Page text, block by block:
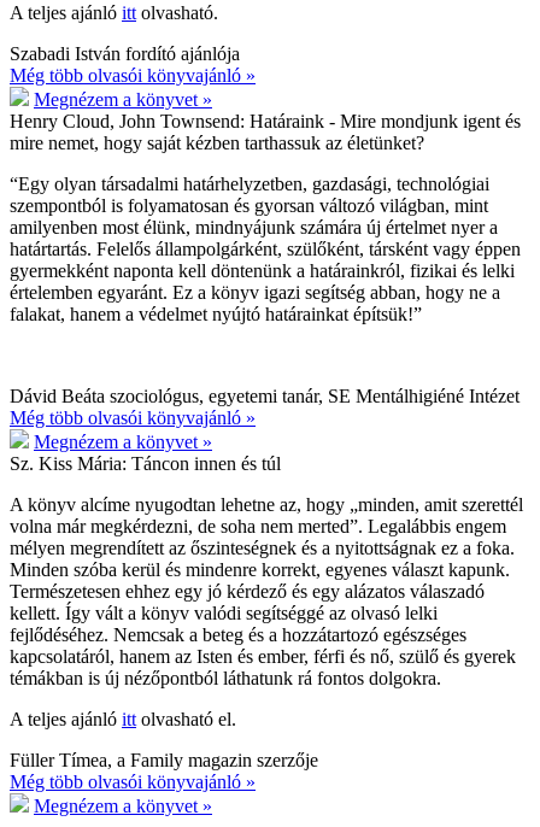
A teljes ajánló itt olvasható.
Szabadi István fordító ajánlója
Még több olvasói könyvajánló »
Megnézem a könyvet »
Henry Cloud, John Townsend: Határaink - Mire mondjunk igent és
mire nemet, hogy saját kézben tarthassuk az életünket?
“Egy olyan társadalmi határhelyzetben, gazdasági, technológiai
szempontból is folyamatosan és gyorsan változó világban, mint
amilyenben most élünk, mindnyájunk számára új értelmet nyer a
határtartás. Felelős állampolgárként, szülőként, társként vagy éppen
gyermekként naponta kell döntenünk a határainkról, fizikai és lelki
értelemben egyaránt. Ez a könyv igazi segítség abban, hogy ne a
falakat, hanem a védelmet nyújtó határainkat építsük!”
Dávid Beáta szociológus, egyetemi tanár, SE Mentálhigiéné Intézet
Még több olvasói könyvajánló »
Megnézem a könyvet »
Sz. Kiss Mária: Táncon innen és túl
A könyv alcíme nyugodtan lehetne az, hogy „minden, amit szerettél
volna már megkérdezni, de soha nem merted”. Legalábbis engem
mélyen megrendített az őszinteségnek és a nyitottságnak ez a foka.
Minden szóba kerül és mindenre korrekt, egyenes választ kapunk.
Természetesen ehhez egy jó kérdező és egy alázatos válaszadó
kellett. Így vált a könyv valódi segítséggé az olvasó lelki
fejlődéséhez. Nemcsak a beteg és a hozzátartozó egészséges
kapcsolatáról, hanem az Isten és ember, férfi és nő, szülő és gyerek
témákban is új nézőpontból láthatunk rá fontos dolgokra.
A teljes ajánló itt olvasható el.
Füller Tímea, a Family magazin szerzője
Még több olvasói könyvajánló »
Megnézem a könyvet »